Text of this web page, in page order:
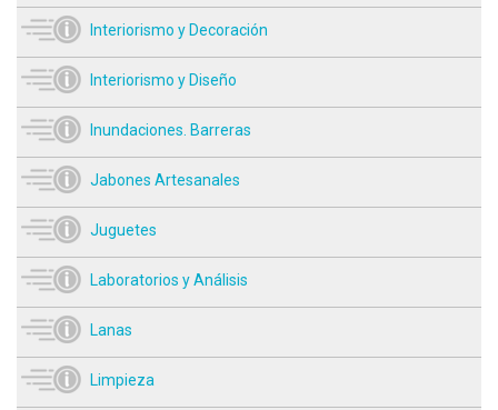
Interiorismo y Decoración
Interiorismo y Diseño
Inundaciones. Barreras
Jabones Artesanales
Juguetes
Laboratorios y Análisis
Lanas
Limpieza